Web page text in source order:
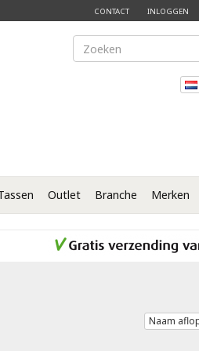
CONTACT INLOGGEN
Outlet Branche Merken
Naam